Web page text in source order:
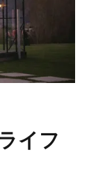
イフ